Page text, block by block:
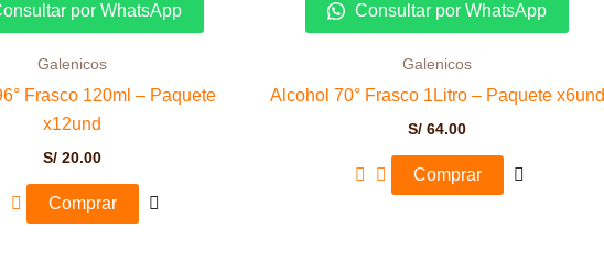
por WhatsApp
Galenicos
Frasco 120ml – Paquete
x12und
S/ 20.00
Comprar
Consultar por WhatsApp
Galenicos
Alcohol 70° Frasco 1Litro – Paquete x6und
S/ 64.00
Comprar